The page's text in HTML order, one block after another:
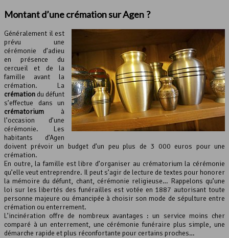
Montant d’une crémation sur Agen ?
Généralement il est
prévu une
cérémonie d’adieu
en présence du
cercueil et de la
famille avant la
crémation. La
crémation du défunt
s’effectue dans un
crématorium à
l’occasion d’une
cérémonie. Les
habitants d’Agen
doivent prévoir un budget d’un peu plus de 3 000 euros pour une
crémation.
En outre, la famille est libre d’organiser au crématorium la cérémonie
qu’elle veut entreprendre. Il peut s’agir de lecture de textes pour honorer
la mémoire du défunt, chant, cérémonie religieuse… Rappelons qu’une
loi sur les libertés des funérailles est votée en 1887 autorisant toute
personne majeure ou émancipée à choisir son mode de sépulture entre
crémation ou enterrement.
L’incinération offre de nombreux avantages : un service moins cher
comparé à un enterrement, une cérémonie funéraire plus simple, une
démarche rapide et plus réconfortante pour certains proches…